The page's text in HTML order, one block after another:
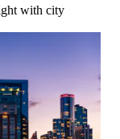
with city